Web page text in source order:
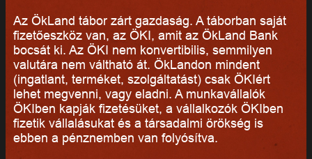
Az ÖkLand tábor zárt gazdaság. A táborban saját
fizetőeszköz van, az ÖKI, amit az ÖkLand Bank
bocsát ki. Az ÖKI nem konvertibilis, semmilyen
valutára nem váltható át. ÖkLandon mindent
(ingatlant, terméket, szolgáltatást) csak ÖKIért
lehet megvenni, vagy eladni. A munkavállalók
ÖKIben kapják fizetésüket, a vállalkozók ÖKIben
fizetik vállalásukat és a társadalmi örökség is
ebben a pénznemben van folyósítva.